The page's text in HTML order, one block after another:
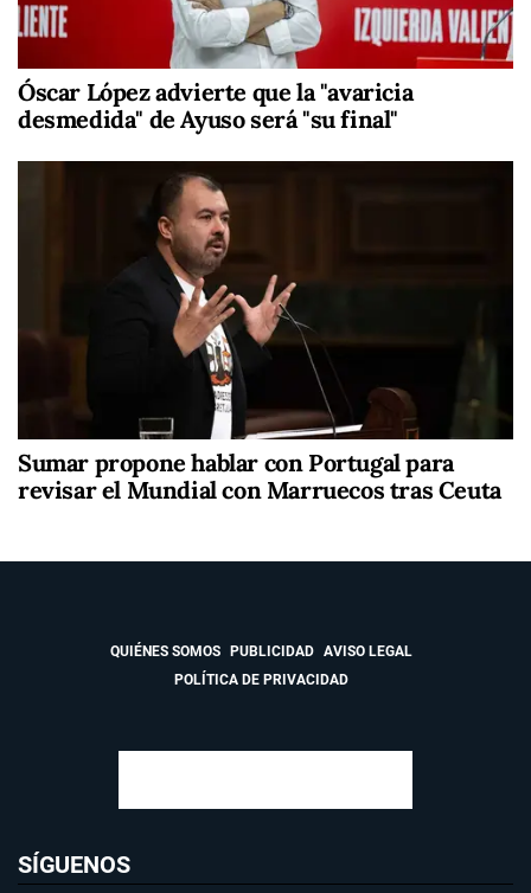
Óscar López advierte que la "avaricia
desmedida" de Ayuso será "su final"
Sumar propone hablar con Portugal para
revisar el Mundial con Marruecos tras Ceuta
QUIÉNES SOMOS PUBLICIDAD
AVISO LEGAL
POLÍTICA DE PRIVACIDAD
SÍGUENOS